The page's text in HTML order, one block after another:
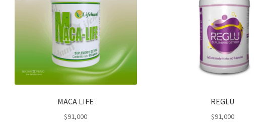
MACA LIFE
$91,000
REGLU
$91,000